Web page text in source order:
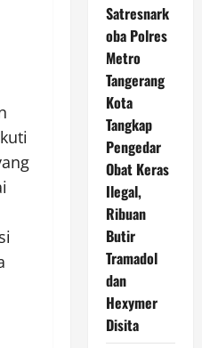
Satresnark
oba Polres
Metro
Tangerang
Kota
Tangkap
Pengedar
Obat Keras
Ilegal,
Ribuan
Butir
Tramadol
dan
Hexymer
Disita